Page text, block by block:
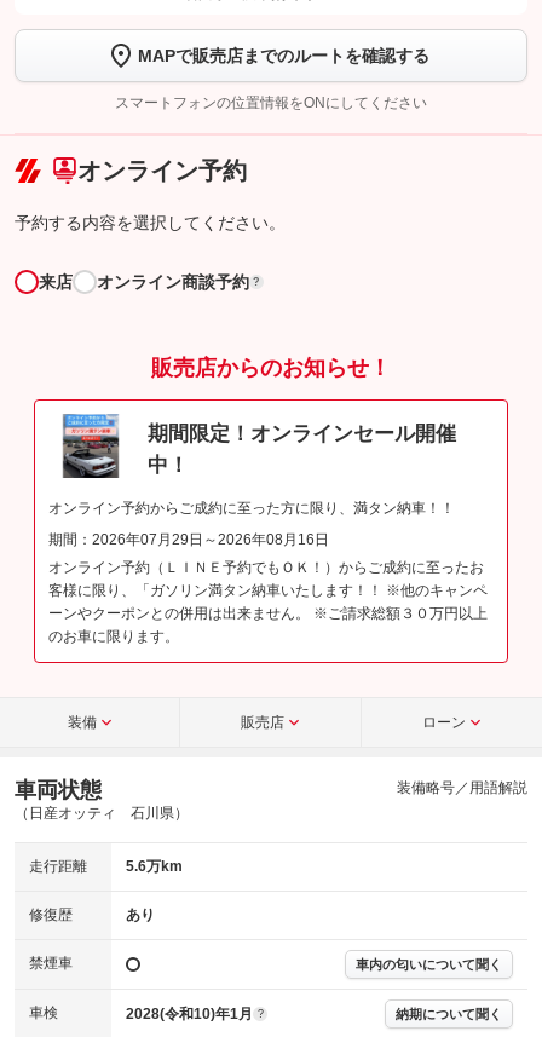
【STEP2】 トーク画面で
完了してください。
こちら
MAPで販売店までのルートを確認する
スマートフォンの位置情報をONにしてください
オンライン予約
予約する内容を選択してください。
来店 オンライン商談予約 ?
販売店からのお知らせ！
期間限定！オンラインセール開催
中！
オンライン予約からご成約に至った方に限り、満タン納車！！
期間：2026年07月29日～2026年08月16日
オンライン予約（ＬＩＮＥ予約でもＯＫ！）からご成約に至ったお
客様に限り、「ガソリン満タン納車いたします！！ ※他のキャンペ
ーンやクーポンとの併用は出来ません。 ※ご請求総額３０万円以上
のお車に限ります。
装備 販売店 ローン
車両状態
（日産オッティ 石川県）
装備略号／用語解説
走行距離 5.6万km
修復歴 あり
禁煙車 車内の匂いについて聞く
車検 2028(令和10)年1月 ? 納期について聞く